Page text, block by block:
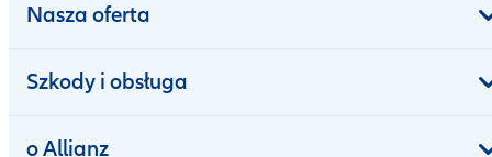
Nasza oferta
Szkody i obsługa
o Allianz